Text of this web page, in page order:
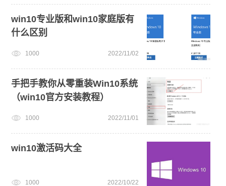
win10专业版和win10家庭版有
什么区别
1000 2022/11/02
手把手教你从零重装Win10系统
（win10官方安装教程）
1000 2022/11/01
win10激活码大全
1000 2022/10/22